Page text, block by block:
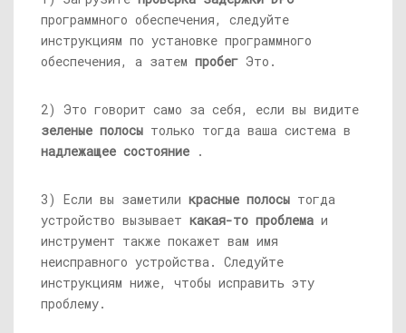
программного обеспечения, следуйте
инструкциям по установке программного
обеспечения, а затем пробег Это.
2) Это говорит само за себя, если вы видите
зеленые полосы только тогда ваша система в
надлежащее состояние .
3) Если вы заметили красные полосы тогда
устройство вызывает какая-то проблема и
инструмент также покажет вам имя
неисправного устройства. Следуйте
инструкциям ниже, чтобы исправить эту
проблему.